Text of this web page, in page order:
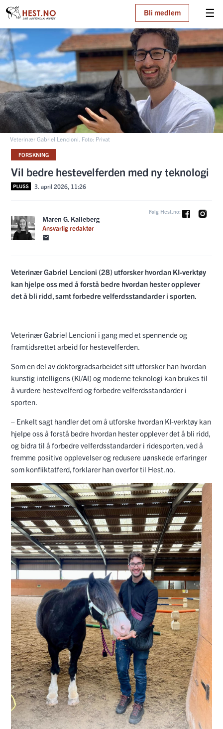
☰
Bli medlem
Veterinær Gabriel Lencioni. Foto: Privat
FORSKNING
Vil bedre hestevelferden med ny teknologi
3. april 2026, 11:26
Maren G. Kalleberg
Ansvarlig redaktør
Følg Hest.no:
Veterinær Gabriel Lencioni (28) utforsker hvordan KI-verktøy
kan hjelpe oss med å forstå bedre hvordan hester opplever
det å bli ridd, samt forbedre velferdsstandarder i sporten.
Veterinær Gabriel Lencioni i gang med et spennende og
framtidsrettet arbeid for hestevelferden.
Som en del av doktorgradsarbeidet sitt utforsker han hvordan
kunstig intelligens (KI/AI) og moderne teknologi kan brukes til
å vurdere hestevelferd og forbedre velferdsstandarder i
sporten.
– Enkelt sagt handler det om å utforske hvordan KI-verktøy kan
hjelpe oss å forstå bedre hvordan hester opplever det å bli ridd,
og bidra til å forbedre velferdsstandarder i ridesporten, ved å
fremme positive opplevelser og redusere uønskede erfaringer
som konfliktatferd, forklarer han overfor til Hest.no.